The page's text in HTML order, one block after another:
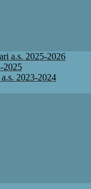
a.s. 2025-2026
2025
2023-2024